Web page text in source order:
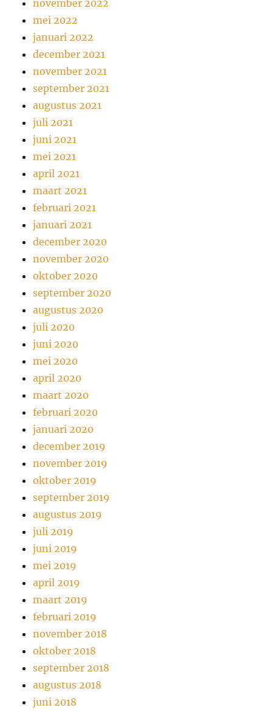
november 2022
mei 2022
januari 2022
december 2021
november 2021
september 2021
augustus 2021
juli 2021
juni 2021
mei 2021
april 2021
maart 2021
februari 2021
januari 2021
december 2020
november 2020
oktober 2020
september 2020
augustus 2020
juli 2020
juni 2020
mei 2020
april 2020
maart 2020
februari 2020
januari 2020
december 2019
november 2019
oktober 2019
september 2019
augustus 2019
juli 2019
juni 2019
mei 2019
april 2019
maart 2019
februari 2019
november 2018
oktober 2018
september 2018
augustus 2018
juni 2018